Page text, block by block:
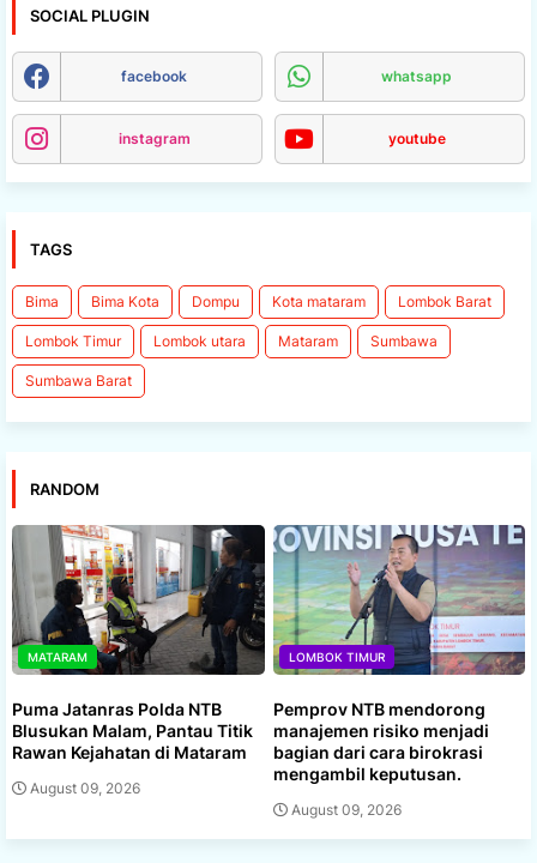
SOCIAL PLUGIN
facebook whatsapp
instagram youtube
TAGS
Bima Bima Kota Dompu Kota mataram Lombok Barat
Lombok Timur Lombok utara Mataram Sumbawa
Sumbawa Barat
RANDOM
MATARAM
Puma Jatanras Polda NTB
Blusukan Malam, Pantau Titik
Rawan Kejahatan di Mataram
August 09, 2026
LOMBOK TIMUR
Pemprov NTB mendorong
manajemen risiko menjadi
bagian dari cara birokrasi
mengambil keputusan.
August 09, 2026